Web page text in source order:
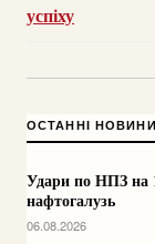
успіху
ОСТАННІ НОВИНИ
Удари по НПЗ на
нафтогалузь
06.08.2026